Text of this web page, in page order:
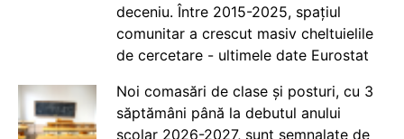
deceniu. Între 2015-2025, spațiul
comunitar a crescut masiv cheltuielile
de cercetare - ultimele date Eurostat
Noi comasări de clase și posturi, cu 3
săptămâni până la debutul anului
școlar 2026-2027, sunt semnalate de